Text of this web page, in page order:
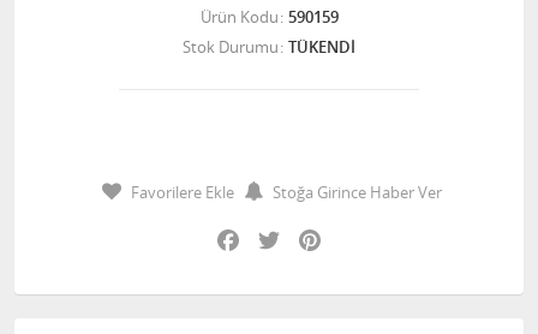
Ürün Kodu 590159
Stok Durumu TÜKENDİ
Favorilere Ekle
Stoğa Girince Haber Ver
Facebook
Twitter